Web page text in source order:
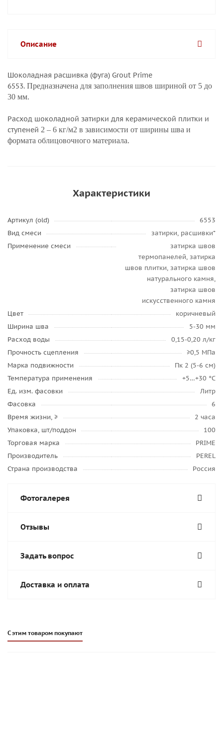
Описание
Шоколадная расшивка (фуга) Grout Prime
6553. Предназначена для заполнения швов шириной от 5 до
30 мм.
Расход шоколадной затирки для керамической плитки и
ступеней 2 – 6 кг/м2 в зависимости от ширины шва и
формата облицовочного материала.
Характеристики
Артикул (old)
6553
Вид смеси
затирки, расшивки*
Применение смеси
затирка швов
термопанелей, затирка
швов плитки, затирка швов
натурального камня,
затирка швов
искусственного камня
Цвет
коричневый
Ширина шва
5-30 мм
Расход воды
0,15-0,20 л/кг
Прочность сцепления
≥0,5 МПа
Марка подвижности
Пк 2 (5-6 см)
Температура применения
+5…+30 °C
Ед. изм. фасовки
Литр
Фасовка
6
Время жизни, ≥
2 часа
Упаковка, шт/поддон
100
Торговая марка
PRIME
Производитель
PEREL
Страна производства
Россия
Фотогалерея
Отзывы
Задать вопрос
Доставка и оплата
С этим товаром покупают